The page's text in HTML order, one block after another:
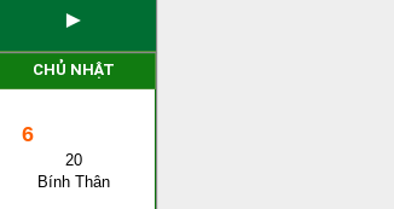
►
CHỦ NHẬT
6
20
Bính Thân